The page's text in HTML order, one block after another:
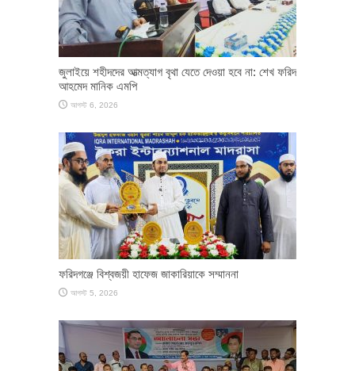
জুলাইয়ে শহীদদের আত্মত্যাগ বৃথা যেতে দেওয়া হবে না: শেখ ফরিদ
আহমেদ মানিক এমপি
আগস্ট 6, 2026
ফরিদগঞ্জে বিশ্বজয়ী হাফেজ জাকারিয়াকে সম্মাননা
আগস্ট 5, 2026